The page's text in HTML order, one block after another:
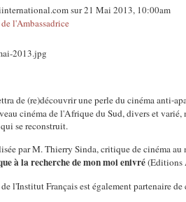
sur 21 Mai 2013, 10:00am
l'Ambassadrice
de (re)découvrir une perle du cinéma anti-
cinéma de l'Afrique du Sud, divers et varié,
se reconstruit.
par M. Thierry Sinda, critique de cinéma
à la recherche de mon moi enivré(Editions
l'Institut Français est également partenaire de